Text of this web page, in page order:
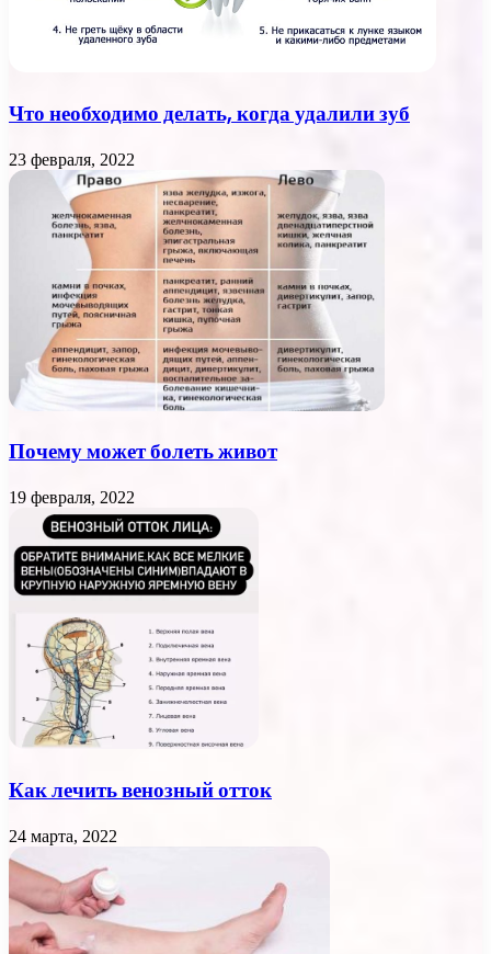
Что необходимо делать, когда удалили зуб
23 февраля, 2022
Почему может болеть живот
19 февраля, 2022
Как лечить венозный отток
24 марта, 2022